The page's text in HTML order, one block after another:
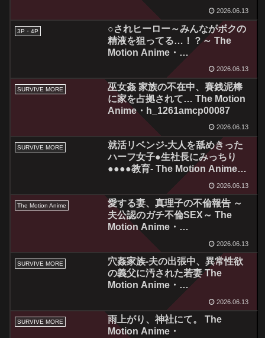
Motion Anime・
h_1262amcp00086
2026.06.13
3P・4P
○されヒーロー～みんながボクの
精液を狙ってる…！？～ The
Motion Anime・
h_1322tocp00010
2026.06.13
SURVIVE MORE
巫女姦 家族の不在中、賽銭泥棒
に家を占拠されて… The Motion
Anime・h_1261amcp00087
2026.06.13
SURVIVE MORE
就活リベンジ-大人を舐めきった
ハーフ女子●生社長にみっちり
●●●●教育- The Motion Anime・
h_1261amcp00088
2026.06.13
The Motion Anime
愛する妻、真理子の不倫報告 ～
夫公認のガチ不倫SEX～ The
Motion Anime・
h_1322sgcp00008
2026.06.13
SURVIVE MORE
穴姦家族-夫の出張中、異常性欲
の義父に汚された若妻 The
Motion Anime・
h_1261amcp00089
2026.06.13
SURVIVE MORE
雨上がり、神社にて。 The
Motion Anime・